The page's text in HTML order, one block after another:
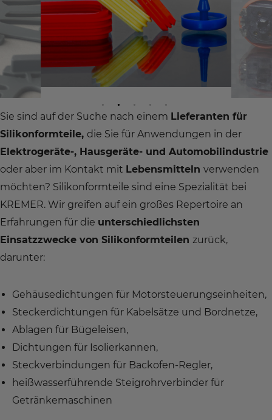
Sie sind auf der Suche nach einem Lieferanten für
Silikonformteile, die Sie für Anwendungen in der
Elektrogeräte-, Hausgeräte- und Automobilindustrie
oder aber im Kontakt mit Lebensmitteln verwenden
möchten? Silikonformteile sind eine Spezialität bei
KREMER. Wir greifen auf ein großes Repertoire an
Erfahrungen für die unterschiedlichsten
Einsatzzwecke von Silikonformteilen zurück,
darunter:
Gehäusedichtungen für Motorsteuerungseinheiten,
Steckerdichtungen für Kabelsätze und Bordnetze,
Ablagen für Bügeleisen,
Dichtungen für Isolierkannen,
Steckverbindungen für Backofen-Regler,
heißwasserführende Steigrohrverbinder für
Getränkemaschinen